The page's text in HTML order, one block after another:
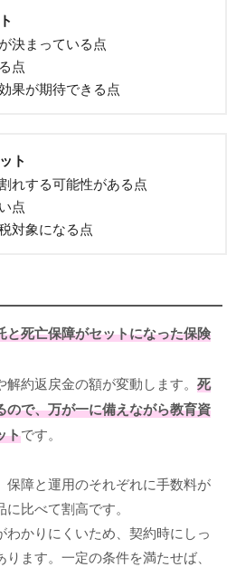
決まっている点
点
果が期待できる点
ト
れする可能性がある点
点
対象になる点
と死亡保障がセットになった保険
約返戻金の額が変動します。 死
ので、万が一に備えながら教育資
トです。
保障と運用のそれぞれに手数料が
比べて割高です。
かりにくいため、契約時にしっ
ます。一定の条件を満たせば、